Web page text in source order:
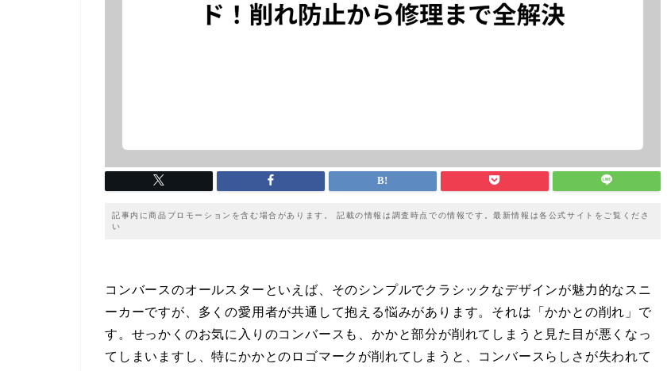
記事内に商品プロモーションを含む場合があります。 記載の情報は調査時点での情報です。最新情報は各公式サイトをご覧くださ
い
コンバースのオールスターといえば、そのシンプルでクラシックなデザインが魅力的なスニ
ーカーですが、多くの愛用者が共通して抱える悩みがあります。それは「かかとの削れ」で
す。せっかくのお気に入りのコンバースも、かかと部分が削れてしまうと見た目が悪くなっ
てしまいますし、特にかかとのロゴマークが削れてしまうと、コンバースらしさが失われて